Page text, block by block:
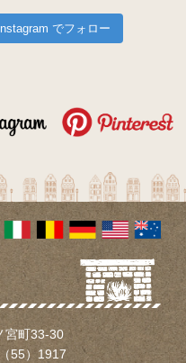
でフォロー
宮町33-30
55）1917